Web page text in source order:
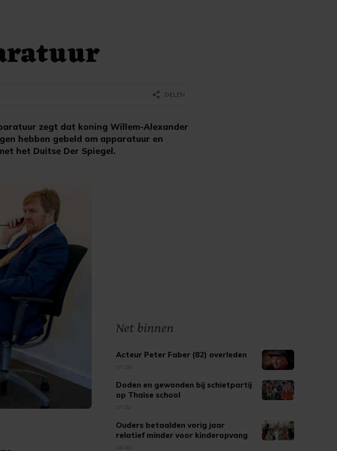
zegt dat koning Willem-Alexander
hebben gebeld om apparatuur en
het Duitse Der Spiegel.
share DELEN
Net binnen
Acteur Peter Faber (82) overleden
07:06
Doden en gewonden bij schietpartij
op Thaise school
07:02
Ouders betaalden vorig jaar
relatief minder voor kinderopvang
06:40